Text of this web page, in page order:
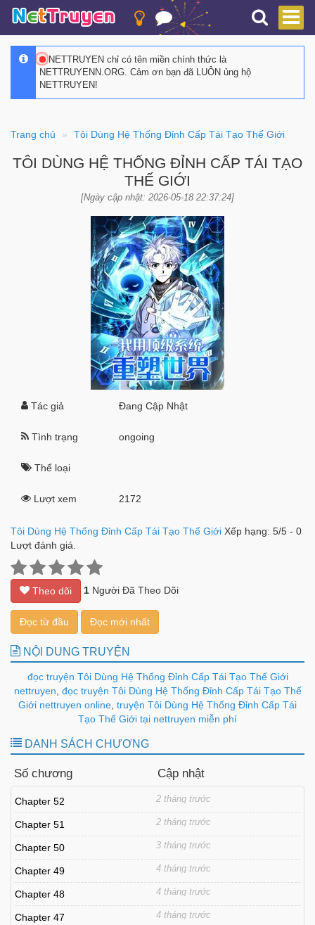
NETTRUYEN chỉ có tên miền chính thức là
NETTRUYENN.ORG. Cảm ơn bạn đã LUÔN ủng hộ
NETTRUYEN!
Trang chủ Tôi Dùng Hệ Thống Đỉnh Cấp Tái Tạo Thế Giới
TÔI DÙNG HỆ THỐNG ĐỈNH CẤP TÁI TẠO
THẾ GIỚI
[Ngày cập nhật: 2026-05-18 22:37:24]
Tác giả Đang Cập Nhật
Tình trạng ongoing
Thể loại
Lượt xem 2172
Tôi Dùng Hệ Thống Đỉnh Cấp Tái Tạo Thế Giới Xếp hạng: 5/5 - 0
Lượt đánh giá.
Theo dõi 1 Người Đã Theo Dõi
Đọc từ đầu Đọc mới nhất
NỘI DUNG TRUYỆN
đọc truyện Tôi Dùng Hệ Thống Đỉnh Cấp Tái Tạo Thế Giới
nettruyen đọc truyện Tôi Dùng Hệ Thống Đỉnh Cấp Tái Tạo Thế
Giới nettruyen online truyện Tôi Dùng Hệ Thống Đỉnh Cấp Tái
Tạo Thế Giới tại nettruyen miễn phí
DANH SÁCH CHƯƠNG
Số chương Cập nhật
Chapter 52 2 tháng trước
Chapter 51 2 tháng trước
Chapter 50 3 tháng trước
Chapter 49 4 tháng trước
Chapter 48 4 tháng trước
Chapter 47 4 tháng trước